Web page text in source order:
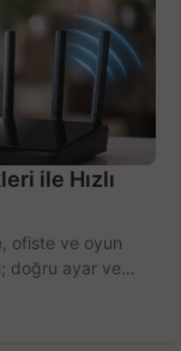
ile Hızlı
ofiste ve oyun
doğru ayar ve